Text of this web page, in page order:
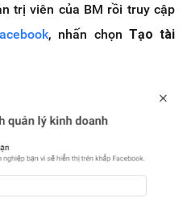
trị viên của BM rồi truy cập
, nhấn chọn Tạo tài